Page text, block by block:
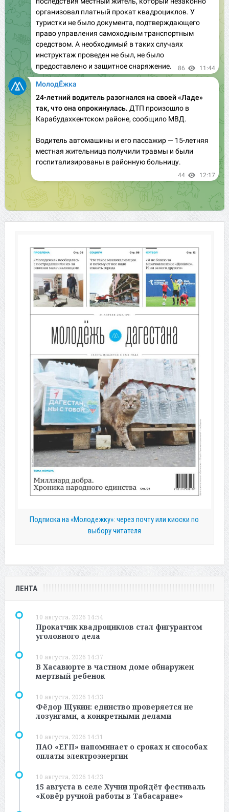
Подписка на «Молодежку»: через почту или киоски по
выбору читателя
ЛЕНТА
10 августа, 2026 14:54
Прокатчик квадроциклов стал фигурантом
уголовного дела
10 августа, 2026 14:37
В Хасавюрте в частном доме обнаружен
мертвый ребенок
10 августа, 2026 14:33
Фёдор Щукин: единство проверяется не
лозунгами, а конкретными делами
10 августа, 2026 14:31
ПАО «ЕГП» напоминает о сроках и способах
оплаты электроэнергии
10 августа, 2026 14:23
15 августа в селе Хучни пройдёт фестиваль
«Ковёр ручной работы в Табасаране»